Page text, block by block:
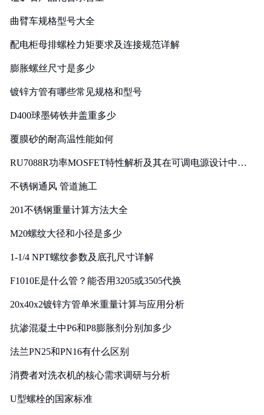
曲臂车规格型号大全
配电柜母排螺栓力矩要求及连接规范详解
膨胀螺丝尺寸是多少
镀锌方管有哪些常见规格和型号
D400球墨铸铁井盖重多少
覆膜砂的耐高温性能如何
RU7088R功率MOSFET特性解析及其在可调电源设计中的
不锈钢通风 管道施工
201不锈钢重量计算方法大全
M20螺纹大径和小径是多少
1-1/4 NPT螺纹参数及底孔尺寸详解
F1010E是什么管？能否用3205或3505代换
20x40x2镀锌方管单米重量计算与应用分析
抗渗混凝土中P6和P8膨胀剂分别加多少
法兰PN25和PN16有什么区别
消费者对洗衣机的核心需求调研与分析
U型螺栓的国家标准